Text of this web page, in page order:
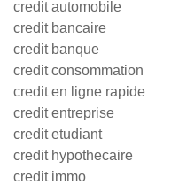
credit automobile
credit bancaire
credit banque
credit consommation
credit en ligne rapide
credit entreprise
credit etudiant
credit hypothecaire
credit immo